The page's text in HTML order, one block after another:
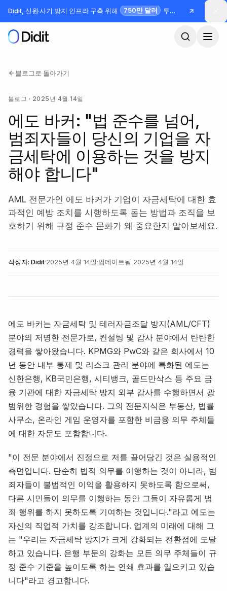
본문으로 건너뛰기
Didit, 신원·사기 방지 인프라 구축 위해 750만 달러 투자 유치
블로그로 돌아가기
블로그 · 2025년 4월 14일
에도 바커: "법 준수를 넘어,
범죄자들이 당신의 기업을 자
금세탁에 이용하는 것을 방지
해야 합니다"
AML 전문가인 에도 바커가 기업이 자금세탁에 대한 효
과적인 예방 조치를 시행하도록 돕는 방법과 조직을 보
호하기 위해 규정 준수 문화가 왜 중요한지 알아보세요.
작성자: Didit·2025년 4월 14일·업데이트됨 2025년 4월 14일
에도 바커는 자금세탁 및 테러자금조달 방지(AML/CFT)
분야의 저명한 전문가로, 컨설팅 및 감사 분야에서 탄탄한
경력을 쌓아왔습니다. KPMG와 PwC와 같은 회사에서 10
년 동안 내부 통제 및 리스크 관리 분야에 특화된 에도는
신한은행, KB국민은행, 시티뱅크, 골드만삭스 등 주요 금
융 기관에 대한 자금세탁 방지 외부 감사를 수행하면서 광
범위한 경험을 쌓았습니다. 그의 전문지식은 부동산, 법률
사무소, 온라인 게임 운영자를 포함한 비금융 의무 주체들
에 대한 자문도 포함합니다.
"이 전문 분야에서 진정으로 저를 끌어당긴 것은 실용적인
측면입니다. 단순히 법적 의무를 이행하는 것이 아니라, 범
죄자들이 불법적인 이익을 활용하지 못하도록 함으로써,
다른 시민들이 의무를 이행하는 동안 그들이 자유롭게 범
죄 행위를 하지 못하도록 기여하는 것입니다."라고 에도는
자신의 직업적 가치를 강조합니다. 업계의 미래에 대해 그
는 "우리는 자금세탁 방지가 크게 강화되는 전환점에 도달
하고 있습니다. 은행 부문의 강화는 모든 의무 주체들이 규
정 준수 기준을 높이도록 하는 연쇄 효과를 일으키고 있습
니다"라고 경고합니다.